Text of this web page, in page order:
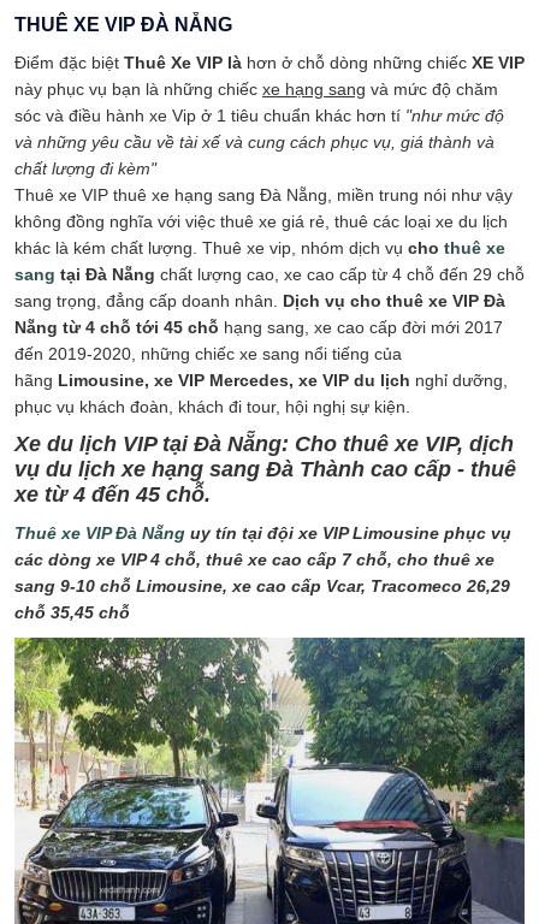
THUÊ XE VIP ĐÀ NẴNG
Điểm đặc biệt Thuê Xe VIP là hơn ở chỗ dòng những chiếc XE VIP
này phục vụ bạn là những chiếc xe hạng sang và mức độ chăm
sóc và điều hành xe Vip ở 1 tiêu chuẩn khác hơn tí "như mức độ
và những yêu cầu về tài xế và cung cách phục vụ, giá thành và
chất lượng đi kèm"
Thuê xe VIP thuê xe hạng sang Đà Nẵng, miền trung nói như vậy
không đồng nghĩa với việc thuê xe giá rẻ, thuê các loại xe du lịch
khác là kém chất lượng. Thuê xe vip, nhóm dịch vụ cho thuê xe
sang tại Đà Nẵng chất lượng cao, xe cao cấp từ 4 chỗ đến 29 chỗ
sang trọng, đẳng cấp doanh nhân. Dịch vụ cho thuê xe VIP Đà
Nẵng từ 4 chỗ tới 45 chỗ hạng sang, xe cao cấp đời mới 2017
đến 2019-2020, những chiếc xe sang nổi tiếng của
hãng Limousine, xe VIP Mercedes, xe VIP du lịch nghỉ dưỡng,
phục vụ khách đoàn, khách đi tour, hội nghị sự kiện.
Xe du lịch VIP tại Đà Nẵng: Cho thuê xe VIP, dịch
vụ du lịch xe hạng sang Đà Thành cao cấp - thuê
xe từ 4 đến 45 chỗ.
Thuê xe VIP Đà Nẵng uy tín tại đội xe VIP Limousine phục vụ
các dòng xe VIP 4 chỗ, thuê xe cao cấp 7 chỗ, cho thuê xe
sang 9-10 chỗ Limousine, xe cao cấp Vcar, Tracomeco 26,29
chỗ 35,45 chỗ